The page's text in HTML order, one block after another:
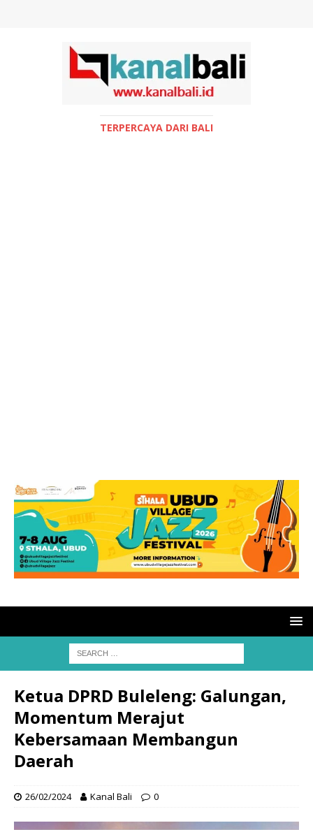
TERPERCAYA DARI BALI
Ketua DPRD Buleleng: Galungan,
Momentum Merajut
Kebersamaan Membangun
Daerah
26/02/2024 Kanal Bali 0